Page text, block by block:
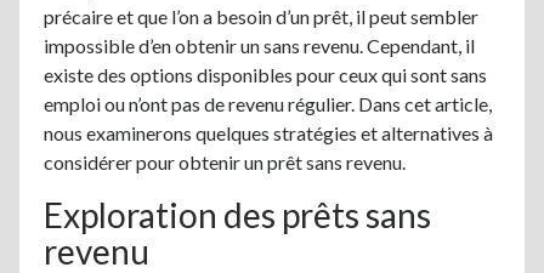
précaire et que l’on a besoin d’un prêt, il peut sembler
impossible d’en obtenir un sans revenu. Cependant, il
existe des options disponibles pour ceux qui sont sans
emploi ou n’ont pas de revenu régulier. Dans cet article,
nous examinerons quelques stratégies et alternatives à
considérer pour obtenir un prêt sans revenu.
Exploration des prêts sans
revenu